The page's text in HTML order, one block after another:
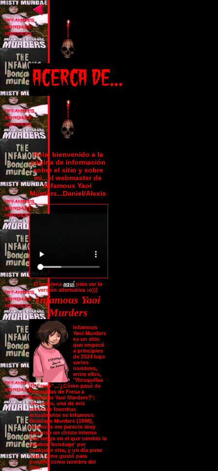
Hola, bienvenido a la
página de información
sobre el sitio y sobre
mi...el webmaster de
Infamous Yaoi
Murders...Daniel/Alexis
O presionaaquí para ver la
versión alternativa :o)))
Infamous Yaoi
Murders
Infamous
Yaoi Murders
es un sitio
que empecé
a principios
de 2024 bajo
varios
nombres,
entre ellos,
''Rosquillas
de Fresa''...'¿Cómo pasó de
Rosquillas de Fresa a
Infamous Yaoi Murders?':
Uh...pues, una de mis
peliculas favoritas
actualmente es Infamous
Bondage Murders (1998),
entonces me parecio muy
gracioso un chiste interno
que tengo en el que cambio la
palabra 'bondage' por
cualquier otra, y un día puse
'yaoi', y me gustó para
ponerlo como nombre del
sitio.